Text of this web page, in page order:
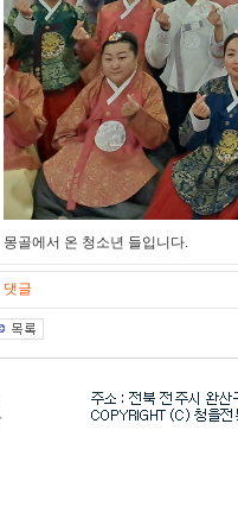
몽골에서 온 청소년 들입니다.
댓글